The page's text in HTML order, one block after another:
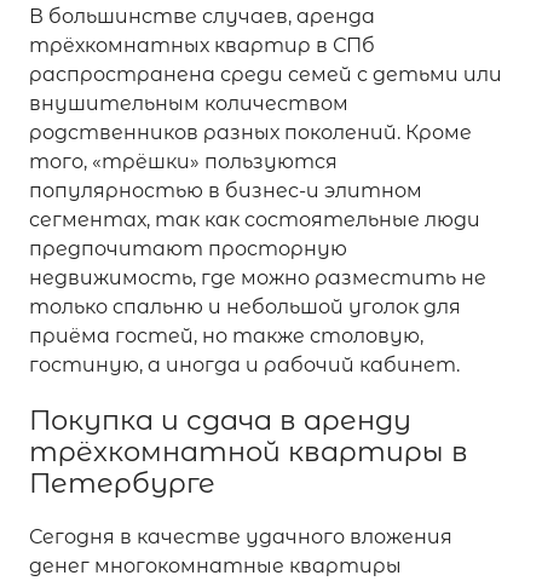
В большинстве случаев, аренда
трёхкомнатных квартир в СПб
распространена среди семей с детьми или
внушительным количеством
родственников разных поколений. Кроме
того, «трёшки» пользуются
популярностью в бизнес-и элитном
сегментах, так как состоятельные люди
предпочитают просторную
недвижимость, где можно разместить не
только спальню и небольшой уголок для
приёма гостей, но также столовую,
гостиную, а иногда и рабочий кабинет.
Покупка и сдача в аренду
трёхкомнатной квартиры в
Петербурге
Сегодня в качестве удачного вложения
денег многокомнатные квартиры